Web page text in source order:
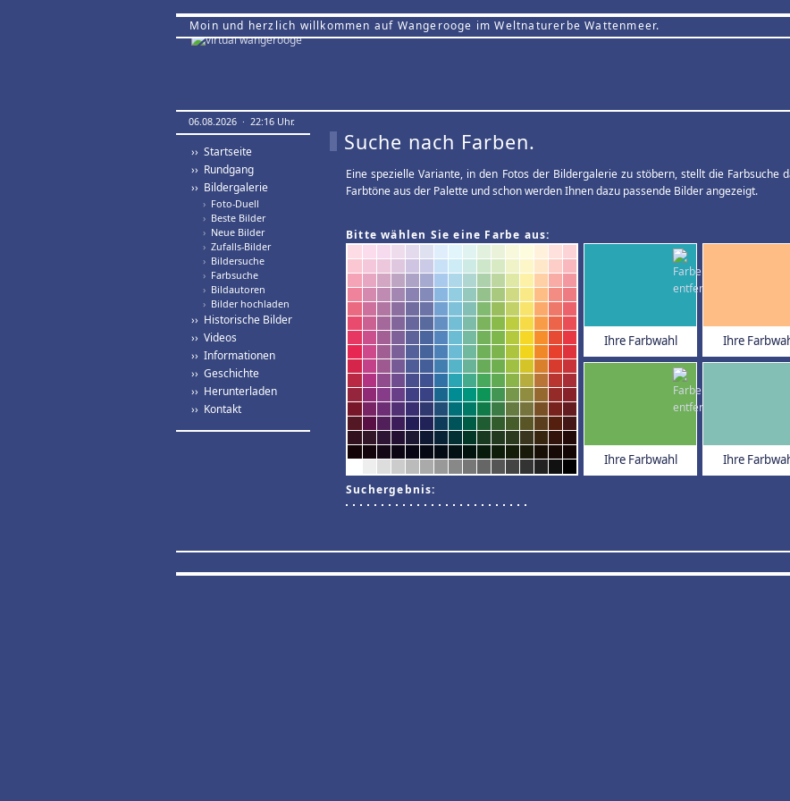
Moin und herzlich willkommen auf Wangerooge im Weltnaturerbe Wattenmeer.
06.08.2026 · 22:16 Uhr.
›› Startseite
›› Rundgang
›› Bildergalerie
› Foto-Duell
› Beste Bilder
› Neue Bilder
› Zufalls-Bilder
› Bildersuche
› Farbsuche
› Bildautoren
› Bilder hochladen
›› Historische Bilder
›› Videos
›› Informationen
›› Geschichte
›› Herunterladen
›› Kontakt
Suche nach Farben.
Eine spezielle Variante, in den Fotos der Bildergalerie zu stöbern, stellt die Farbsuche
Farbtöne aus der Palette und schon werden Ihnen dazu passende Bilder angezeigt.
Bitte wählen Sie eine Farbe aus:
Ihre Farbwahl Ihre
Ihre Farbwahl Ihre
Suchergebnis: